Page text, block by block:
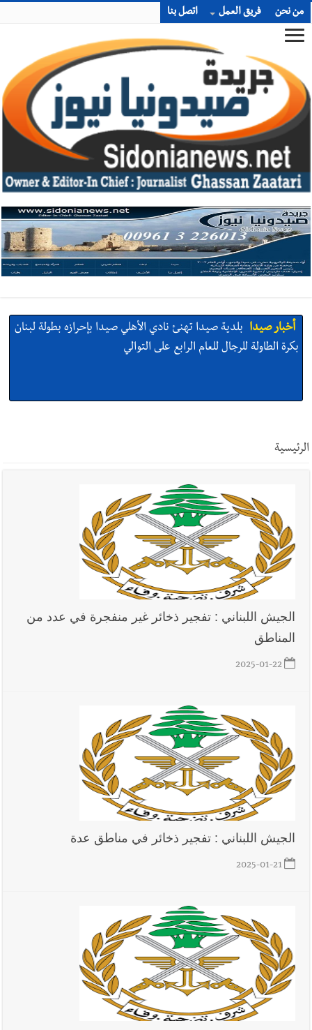
من نحن فريق العمل اتصل بنا
أخبار صيدا بلدية صيدا تهنئ نادي الأهلي صيدا بإحرازه بطولة لبنان
بكرة الطاولة للرجال للعام الرابع على التوالي
أخبار صيدا عمر مرجان يتصل برئيس النادي الرياضي مهنئا بإحراز
البطولة
أخبار صيدا مؤسسة مياه لبنان الجنوبي : انخفاض التغذية بالمياه
في صيدا نتيجة الانقطاع المتكرر لخط الخدمات الكهربائي
أخبار لبنان مسيّرة أسرائيلية القت قنبلة صوتية باتجاه جرافة للجيش
أخبار لبنان
بسام طليس : نرفض فرض ضريبة جديدة على
المحروقات تحت شعار حماية البيئة والأولوية اليوم للتخفيف من
معاناة المواطنين
أخبار لبنان الرئيس بري يدعو الى جلسة عامة في 11 و12 الحالي
أخبار لبنان قوى الأمن الداخلي : توقيف منفّذ عمليات نشل في
جبل لبنان
أخبار لبنان براميل المرفأ
الرئيسية
الجيش اللبناني : تفجير ذخائر غير منفجرة في عدد من
المناطق
2025-01-22
الجيش اللبناني : تفجير ذخائر في مناطق عدة
2025-01-21